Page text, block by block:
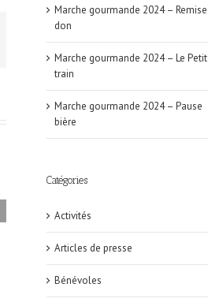
Marche gourmande 2024 – Remise
don
Marche gourmande 2024 – Le Petit
train
Marche gourmande 2024 – Pause
bière
Catégories
Activités
Articles de presse
Bénévoles